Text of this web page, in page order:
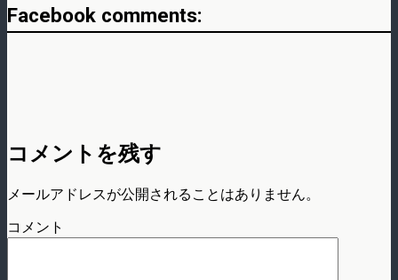
Facebook comments:
コメントを残す
メールアドレスが公開されることはありません。
コメント